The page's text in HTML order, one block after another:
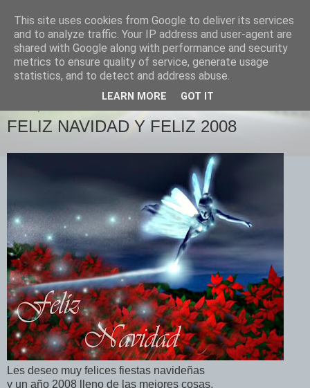
Izquierda Plural
Desde Cuenca para el mundo
FELIZ NAVIDAD Y FELIZ 2008
Les deseo muy felices fiestas navideñas
y un año 2008 lleno de las mejores cosas,
This site uses cookies from Google to deliver its services
and to analyze traffic. Your IP address and user-agent are
shared with Google along with performance and security
metrics to ensure quality of service, generate usage
statistics, and to detect and address abuse.
LEARN MORE GOT IT